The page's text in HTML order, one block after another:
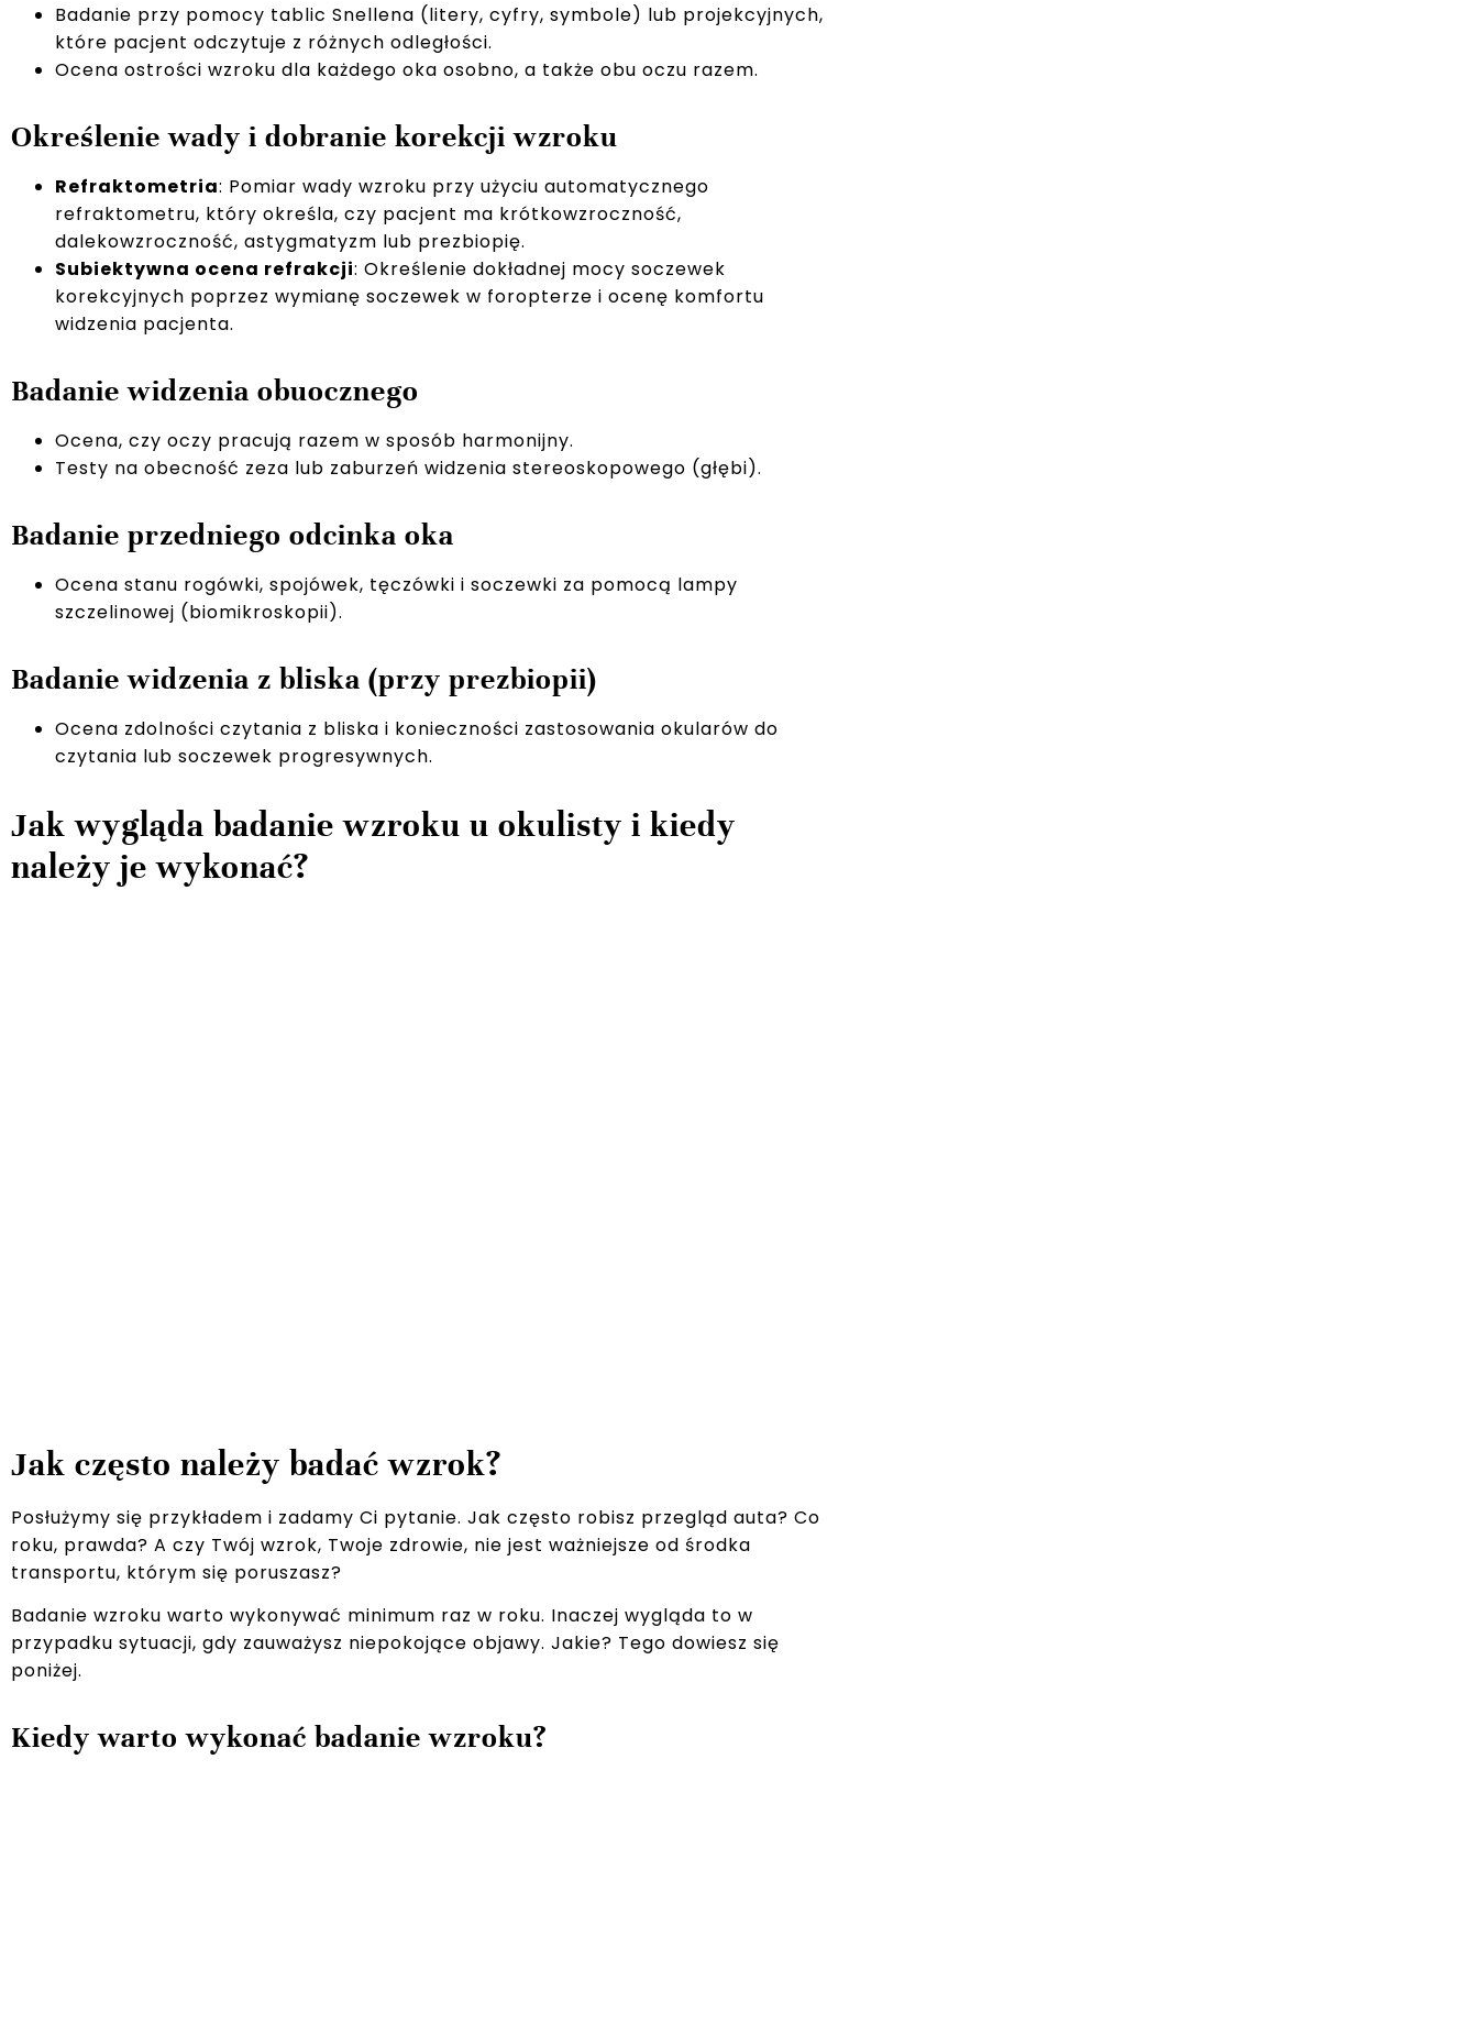
Badanie przy pomocy tablic Snellena (litery, cyfry, symbole) lub projekcyjnych,
które pacjent odczytuje z różnych odległości.
Ocena ostrości wzroku dla każdego oka osobno, a także obu oczu razem.
Określenie wady i dobranie korekcji wzroku
Refraktometria: Pomiar wady wzroku przy użyciu automatycznego
refraktometru, który określa, czy pacjent ma krótkowzroczność,
dalekowzroczność, astygmatyzm lub prezbiopię.
Subiektywna ocena refrakcji: Określenie dokładnej mocy soczewek
korekcyjnych poprzez wymianę soczewek w foropterze i ocenę komfortu
widzenia pacjenta.
Badanie widzenia obuocznego
Ocena, czy oczy pracują razem w sposób harmonijny.
Testy na obecność zeza lub zaburzeń widzenia stereoskopowego (głębi).
Badanie przedniego odcinka oka
Ocena stanu rogówki, spojówek, tęczówki i soczewki za pomocą lampy
szczelinowej (biomikroskopii).
Badanie widzenia z bliska (przy prezbiopii)
Ocena zdolności czytania z bliska i konieczności zastosowania okularów do
czytania lub soczewek progresywnych.
Jak wygląda badanie wzroku u okulisty i kiedy
należy je wykonać?
Jak często należy badać wzrok?
Posłużymy się przykładem i zadamy Ci pytanie. Jak często robisz przegląd auta? Co
roku, prawda? A czy Twój wzrok, Twoje zdrowie, nie jest ważniejsze od środka
transportu, którym się poruszasz?
Badanie wzroku warto wykonywać minimum raz w roku. Inaczej wygląda to w
przypadku sytuacji, gdy zauważysz niepokojące objawy. Jakie? Tego dowiesz się
poniżej.
Kiedy warto wykonać badanie wzroku?